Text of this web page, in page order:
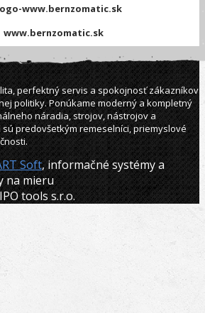
www.bernzomatic.sk
perfektný servis a spokojnosť zákazníkov
politiky. Ponúkame moderný a kompletný
náradia, strojov, nástrojov a
sú predovšetkým remeselníci, priemyslové
Soft, informačné systémy a
na mieru
tools s.r.o.